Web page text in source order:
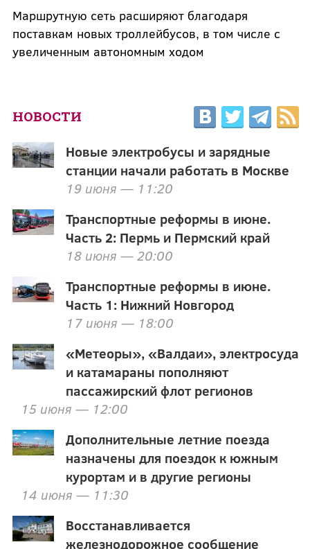
Маршрутную сеть расширяют благодаря
поставкам новых троллейбусов, в том числе с
увеличенным автономным ходом
НОВОСТИ
Новые электробусы и зарядные
станции начали работать в Москве
19 июня — 11:20
Транспортные реформы в июне.
Часть 2: Пермь и Пермский край
18 июня — 20:00
Транспортные реформы в июне.
Часть 1: Нижний Новгород
17 июня — 18:00
«Метеоры», «Валдаи», электросуда
и катамараны пополняют
пассажирский флот регионов
15 июня — 12:00
Дополнительные летние поезда
назначены для поездок к южным
курортам и в другие регионы
14 июня — 11:30
Восстанавливается
железнодорожное сообщение